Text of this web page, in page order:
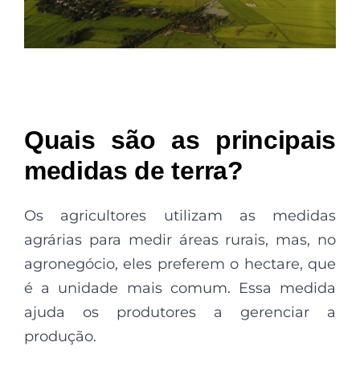
Quais são as principais
medidas de terra?
Os agricultores utilizam as medidas
agrárias para medir áreas rurais, mas, no
agronegócio, eles preferem o hectare, que
é a unidade mais comum. Essa medida
ajuda os produtores a gerenciar a
produção.